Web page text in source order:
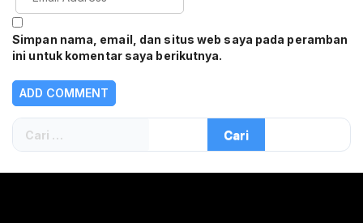
Simpan nama, email, dan situs web saya pada peramban
ini untuk komentar saya berikutnya.
Cari
untuk: